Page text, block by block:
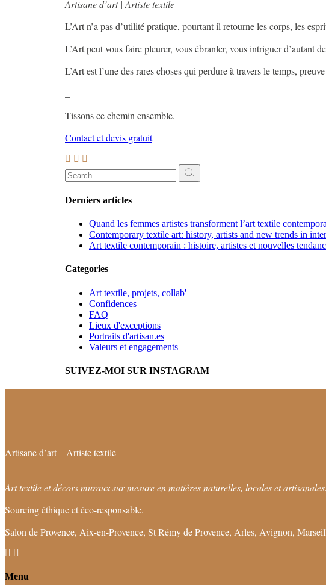
Artisane d’art | Artiste textile
L’Art n’a pas d’utilité pratique, pourtant il retourne les corps, les
L’Art peut vous faire pleurer, vous ébranler, vous intriguer d’autant
L’Art est l’une des rares choses qui perdure à travers le temps,
Tissons ce chemin ensemble.
Contact et devis gratuit
Search
for:
Derniers articles
Quand les femmes artistes transforment l’art textile
Contemporary textile art: history, artists and new trends in
Art textile contemporain : histoire, artistes et nouvelles
Categories
Art textile, projets, collab'
Confidences
FAQ
Lieux d'exceptions
Portraits d'artisan.es
Valeurs et engagements
SUIVEZ-MOI SUR INSTAGRAM
Artisane d’art – Artiste textile
Art textile et décors muraux sur-mesure en matières naturelles, locales et artisanales.
Sourcing éthique et éco-responsable.
Salon de Provence, Aix-en-Provence, St Rémy de Provence, Arles, Avignon,
Menu